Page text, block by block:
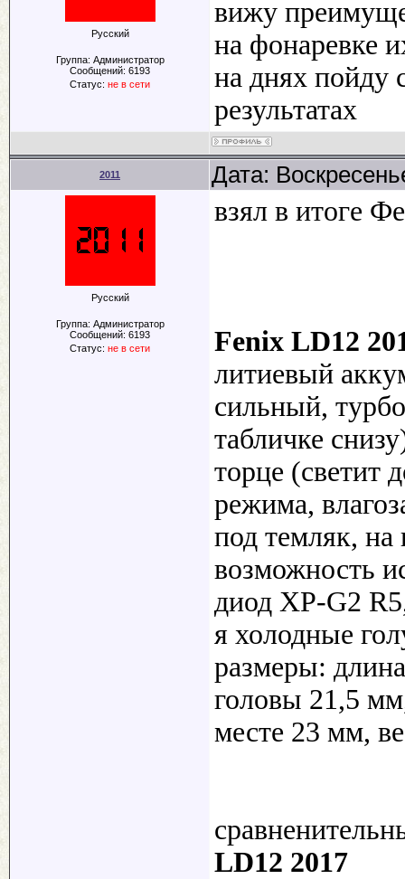
Русский
Группа: Администратор
Сообщений: 6193
Статус: не в сети
вижу
на фонаревке
на днях пойду
результатах
2011 Дата:
Русский
Группа: Администратор
Сообщений: 6193
Статус: не в сети
взял в итоге
Fenix LD12
литиевый
сильный,
табличке
торце (светит
режима,
под темляк, на
возможность
диод XP-G2
я холодные
размеры:
головы 21,5
месте 23 мм,
LD12 2017